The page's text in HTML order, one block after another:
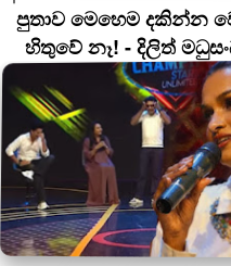
පුතාව මෙහෙම දකින්න
හිතුවේ නෑ! - දිලිත්